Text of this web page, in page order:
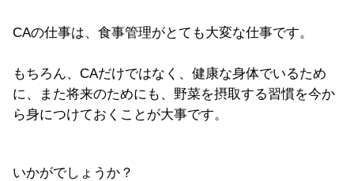
CAの仕事は、食事管理がとても大変な仕事です。
もちろん、CAだけではなく、健康な身体でいるため
に、また将来のためにも、野菜を摂取する習慣を今か
ら身につけておくことが大事です。
いかがでしょうか？